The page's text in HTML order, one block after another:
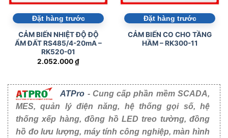
Đặt hàng trước
CẢM BIẾN NHIỆT ĐỘ ĐỘ
ẨM ĐẤT RS485/4-20mA –
RK520-01
2.052.000₫
Đặt hàng trước
CẢM BIẾN CO CHO TẦNG
HẦM – RK300-11
ATPro - Cung cấp phần mềm SCADA,
MES, quản lý điện năng, hệ thống gọi số, hệ
thống xếp hàng, đồng hồ LED treo tường, đồng
hồ đo lưu lượng, máy tính công nghiệp, màn hình